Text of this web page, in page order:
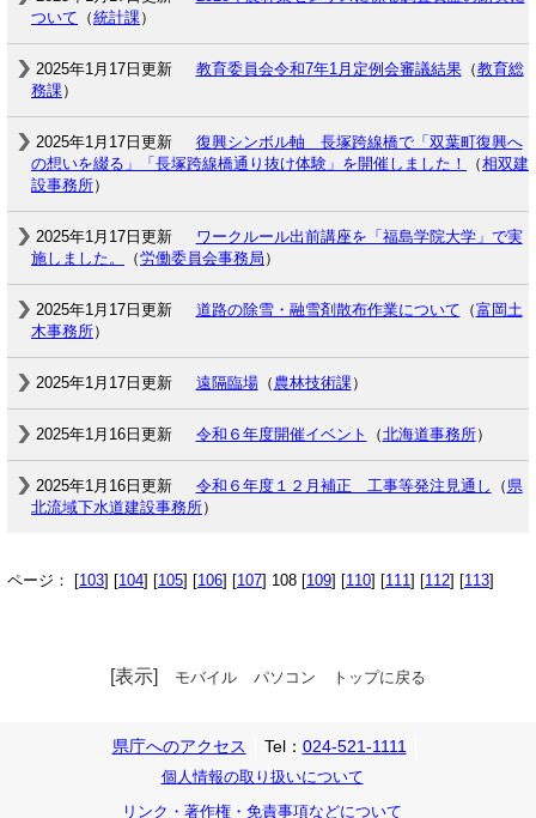
ついて （統計課）
2025年1月17日更新 教育委員会令和7年1月定例会審議結果（教育総
務課）
2025年1月17日更新
復興シンボル軸 長塚跨線橋で「双葉町復興へ
の想いを綴る」「長塚跨線橋通り抜け体験」を開催しました！
（相双建
設事務所）
2025年1月17日更新
ワークルール出前講座を「福島学院大学」で実
施しました。
（労働委員会事務局 ）
2025年1月17日更新 道路の除雪・融雪剤散布作業について （富岡土
木事務所）
2025年1月17日更新 遠隔臨場（ 農林技術課）
2025年1月16日更新 令和６年度開催イベント （北海道事務所）
2025年1月16日更新 令和６年度１２月補正 工事等発注見通し （ 県
北流域下水道建設事務所）
ページ： [103] [104] [105] [106] [107] 108 [109] [110] [111] [112] [113]
[表示] モバイル パソコン トップに戻る
県庁へのアクセス Tel： 024-521-1111
個人情報の取り扱いについて
リンク・著作権・免責事項などについて